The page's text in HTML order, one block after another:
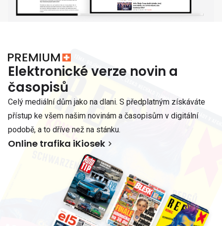
Elektronické verze novin a
časopisů
Celý mediální dům jako na dlani. S předplatným získáváte
přístup ke všem našim novinám a časopisům v digitální
podobě, a to dříve než na stánku.
Online trafika iKiosek